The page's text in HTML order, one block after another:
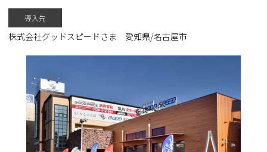
導入先
株式会社グッドスピードさま 愛知県/名古屋市